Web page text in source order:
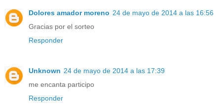
Dolores amador moreno 24 de mayo de 2014 a las 16:56
Gracias por el sorteo
Responder
Unknown 24 de mayo de 2014 a las 17:39
me encanta participo
Responder